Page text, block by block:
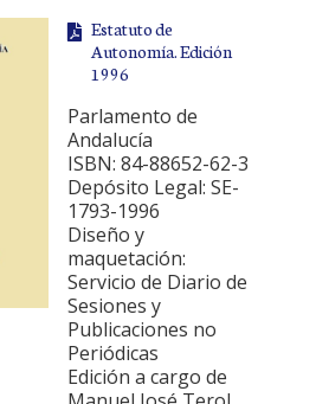
Estatuto de
Autonomía. Edición
1996
Parlamento de
Andalucía
ISBN: 84-88652-62-3
Depósito Legal: SE-
1793-1996
Diseño y
maquetación:
Servicio de Diario de
Sesiones y
Publicaciones no
Periódicas
Edición a cargo de